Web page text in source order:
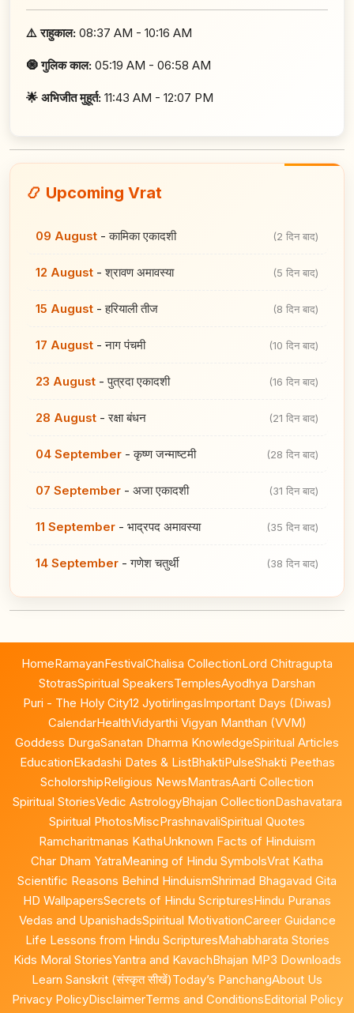
⚠️ राहुकाल: 08:37 AM - 10:16 AM
🧿 गुलिक काल: 05:19 AM - 06:58 AM
🌟 अभिजीत मुहूर्त: 11:43 AM - 12:07 PM
📿 Upcoming Vrat
09 August -कामिका एकादशी (2 दिन बाद)
12 August -श्रावण अमावस्या (5 दिन बाद)
15 August -हरियाली तीज (8 दिन बाद)
17 August -नाग पंचमी (10 दिन बाद)
23 August -पुत्रदा एकादशी (16 दिन बाद)
28 August -रक्षा बंधन (21 दिन बाद)
04 September -कृष्ण जन्माष्टमी (28 दिन बाद)
07 September - अजा एकादशी (31 दिन बाद)
11 September - भाद्रपद अमावस्या (35 दिन बाद)
14 September -गणेश चतुर्थी (38 दिन बाद)
HomeRamayanFestivalChalisa CollectionLord Chitragupta
StotrasSpiritual SpeakersTemplesAyodhya Darshan
Puri - The Holy City12 JyotirlingasImportant Days (Diwas)
CalendarHealthVidyarthi Vigyan Manthan (VVM)
Goddess DurgaSanatan Dharma KnowledgeSpiritual Articles
EducationEkadashi Dates & ListBhaktiPulseShakti Peethas
ScholorshipReligious NewsMantrasAarti Collection
Spiritual StoriesVedic AstrologyBhajan CollectionDashavatara
Spiritual PhotosMiscPrashnavaliSpiritual Quotes
Ramcharitmanas KathaUnknown Facts of Hinduism
Char Dham YatraMeaning of Hindu SymbolsVrat Katha
Scientific Reasons Behind HinduismShrimad Bhagavad Gita
HD WallpapersSecrets of Hindu ScripturesHindu Puranas
Vedas and UpanishadsSpiritual MotivationCareer Guidance
Life Lessons from Hindu ScripturesMahabharata Stories
Kids Moral StoriesYantra and KavachBhajan MP3 Downloads
Learn Sanskrit (संस्कृत सीखें)Today’s PanchangAbout Us
Privacy PolicyDisclaimerTerms and ConditionsEditorial Policy